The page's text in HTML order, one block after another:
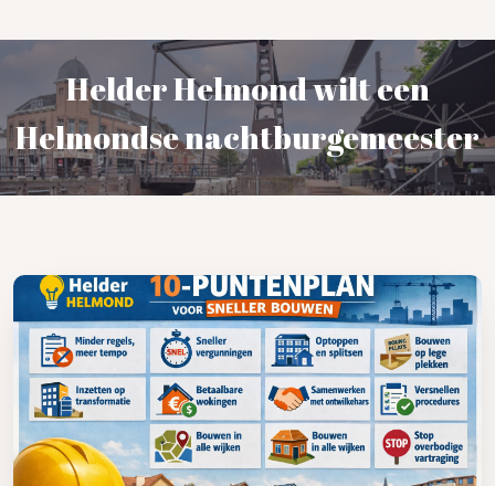
Helder Helmond wilt een
Helmondse nachtburgemeester